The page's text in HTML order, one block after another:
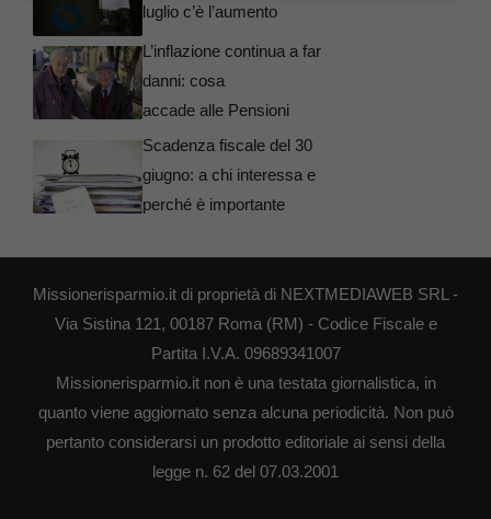
luglio c’è l’aumento
L’inflazione continua a far
danni: cosa
accade alle Pensioni
Scadenza fiscale del 30
giugno: a chi interessa e
perché è importante
Missionerisparmio.it di proprietà di NEXTMEDIAWEB SRL -
Via Sistina 121, 00187 Roma (RM) - Codice Fiscale e
Partita I.V.A. 09689341007
Missionerisparmio.it non è una testata giornalistica, in
quanto viene aggiornato senza alcuna periodicità. Non può
pertanto considerarsi un prodotto editoriale ai sensi della
legge n. 62 del 07.03.2001